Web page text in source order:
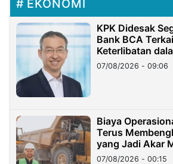
EKONOMI
KPK Didesak
Bank BCA
Keterlibatan
Hilangnya Dana
Miliar
07/08/2026 - 09:06
Biaya
Terus
yang Jadi Akar
07/08/2026 - 00:15